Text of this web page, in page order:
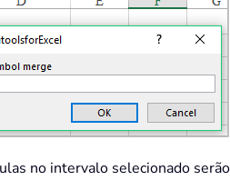
no intervalo selecionado